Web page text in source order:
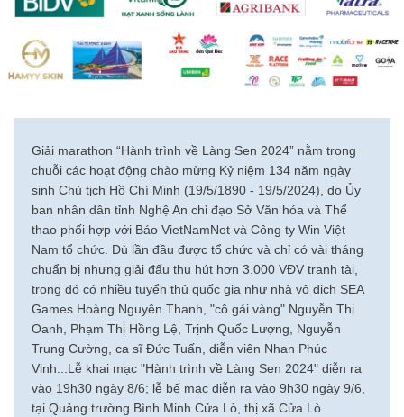
Giải marathon “Hành trình về Làng Sen 2024” nằm trong
chuỗi các hoạt động chào mừng Kỷ niệm 134 năm ngày
sinh Chủ tịch Hồ Chí Minh (19/5/1890 - 19/5/2024), do Ủy
ban nhân dân tỉnh Nghệ An chỉ đạo Sở Văn hóa và Thể
thao phối hợp với Báo VietNamNet và Công ty Win Việt
Nam tổ chức. Dù lần đầu được tổ chức và chỉ có vài tháng
chuẩn bị nhưng giải đấu thu hút hơn 3.000 VĐV tranh tài,
trong đó có nhiều tuyển thủ quốc gia như nhà vô địch SEA
Games Hoàng Nguyên Thanh, "cô gái vàng" Nguyễn Thị
Oanh, Phạm Thị Hồng Lệ, Trịnh Quốc Lượng, Nguyễn
Trung Cường, ca sĩ Đức Tuấn, diễn viên Nhan Phúc
Vinh...Lễ khai mạc "Hành trình về Làng Sen 2024" diễn ra
vào 19h30 ngày 8/6; lễ bế mạc diễn ra vào 9h30 ngày 9/6,
tại Quảng trường Bình Minh Cửa Lò, thị xã Cửa Lò.